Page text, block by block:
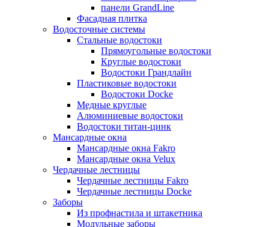
панели GrandLine
Фасадная плитка
Водосточные системы
Стальные водостоки
Прямоугольные водостоки
Круглые водостоки
Водостоки Грандлайн
Пластиковые водостоки
Водостоки Docke
Медные круглые
Алюминиевые водостоки
Водостоки титан-цинк
Мансардные окна
Мансардные окна Fakro
Мансардные окна Velux
Чердачные лестницы
Чердачные лестницы Fakro
Чердачные лестницы Docke
Заборы
Из профнастила и штакетника
Модульные заборы